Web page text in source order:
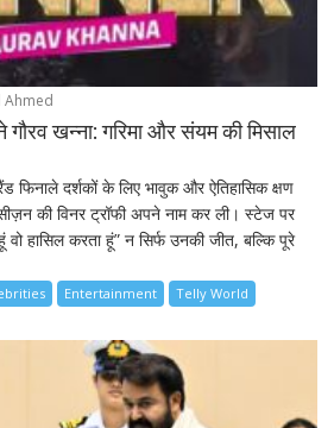
Ahmed
गौरव खन्ना: गरिमा और संयम की मिसाल
फिनाले दर्शकों के लिए भावुक और ऐतिहासिक क्षण
की विनर ट्रॉफी अपने नाम कर ली। स्टेज पर
वो हासिल करता हूं” न सिर्फ उनकी जीत, बल्कि पूरे
Entertainment Telly World